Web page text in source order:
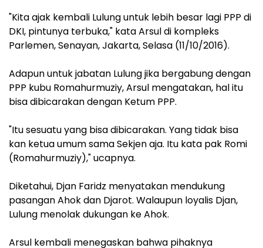
"Kita ajak kembali Lulung untuk lebih besar lagi PPP di
DKI, pintunya terbuka," kata Arsul di kompleks
Parlemen, Senayan, Jakarta, Selasa (11/10/2016).
Adapun untuk jabatan Lulung jika bergabung dengan
PPP kubu Romahurmuziy, Arsul mengatakan, hal itu
bisa dibicarakan dengan Ketum PPP.
"Itu sesuatu yang bisa dibicarakan. Yang tidak bisa
kan ketua umum sama Sekjen aja. Itu kata pak Romi
(Romahurmuziy)," ucapnya.
Diketahui, Djan Faridz menyatakan mendukung
pasangan Ahok dan Djarot. Walaupun loyalis Djan,
Lulung menolak dukungan ke Ahok.
Arsul kembali menegaskan bahwa pihaknya